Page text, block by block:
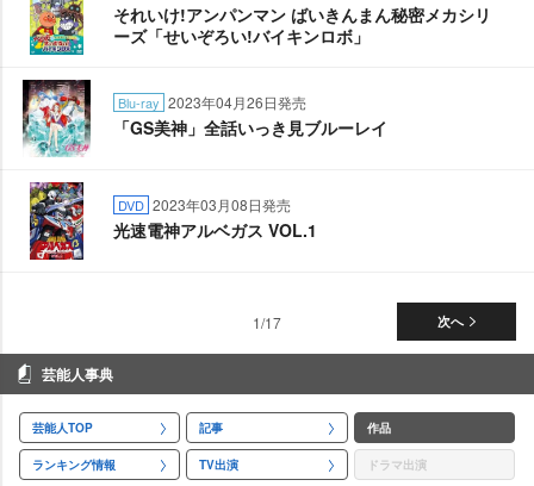
それいけ!アンパンマン ばいきんまん秘密メカシリ
ーズ「せいぞろい!バイキンロボ」
Blu-ray 2023年04月26日発売
「GS美神」全話いっき見ブルーレイ
DVD 2023年03月08日発売
光速電神アルベガス VOL.1
次へ
1/17
芸能人事典
芸能人TOP 記事 作品
ランキング情報 TV出演 ドラマ出演